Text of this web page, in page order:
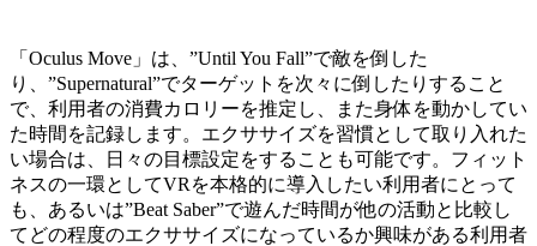
「Oculus Move」は、”Until You Fall”で敵を倒した
り、”Supernatural”でターゲットを次々に倒したりすること
で、利用者の消費カロリーを推定し、また身体を動かしてい
た時間を記録します。エクササイズを習慣として取り入れた
い場合は、日々の目標設定をすることも可能です。フィット
ネスの一環としてVRを本格的に導入したい利用者にとって
も、あるいは”Beat Saber”で遊んだ時間が他の活動と比較し
てどの程度のエクササイズになっているか興味がある利用者